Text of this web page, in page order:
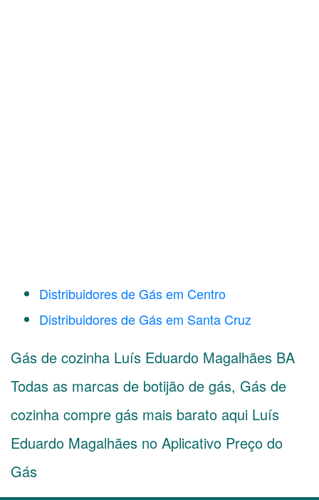
Distribuidores de Gás em Centro
Distribuidores de Gás em Santa Cruz
Gás de cozinha Luís Eduardo Magalhães BA
Todas as marcas de botijão de gás, Gás de
cozinha compre gás mais barato aqui Luís
Eduardo Magalhães no Aplicativo Preço do
Gás